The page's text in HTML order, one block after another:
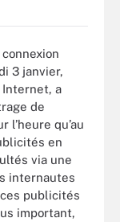
3 janvier,
Internet, a
de
l’heure qu’au
en
via une
internautes
publicités
important,